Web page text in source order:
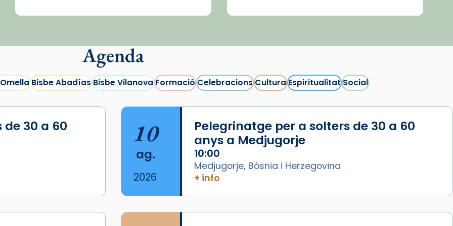
Agenda
Bisbe AbadíasBisbe VilanovaFormacióCelebracionsCulturaEspiritualitatSocial
30 a 60
10
ag.
2026
Pelegrinatge per a solters de 30 a 60
anys a Medjugorje
10:00
Medjugorje, Bòsnia i Herzegovina
+ info